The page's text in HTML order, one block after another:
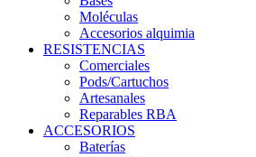
Moléculas
Accesorios alquimia
RESISTENCIAS
Comerciales
Pods/Cartuchos
Artesanales
Reparables RBA
ACCESORIOS
Baterías